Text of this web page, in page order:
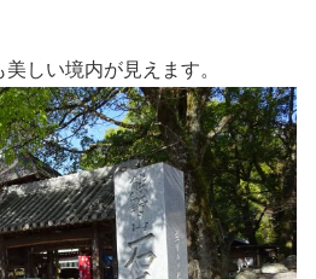
しい境内が見えます。